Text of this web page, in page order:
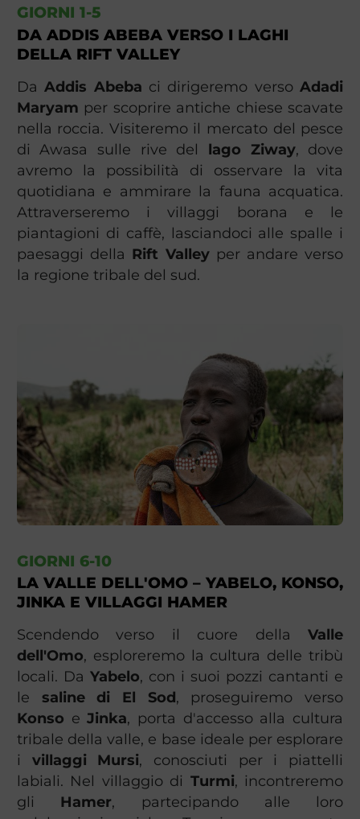
GIORNI 1-5
DA ADDIS ABEBA VERSO I LAGHI
DELLA RIFT VALLEY
DaAddis Abeba ci dirigeremo versoAdadi
Maryam per scoprire antiche chiese scavate
nella roccia. Visiteremo il mercato del pesce
di Awasa sulle rive del lago Ziway, dove
avremo la possibilità di osservare la vita
quotidiana e ammirare la fauna acquatica.
Attraverseremo i villaggi borana e le
piantagioni di caffè, lasciandoci alle spalle i
paesaggi della Rift Valleyper andare verso
la regione tribale del sud.
GIORNI 6-10
LA VALLE DELL'OMO – YABELO, KONSO,
JINKA E VILLAGGI HAMER
Scendendo verso il cuore dellaValle
dell'Omo, esploreremo la cultura delle tribù
locali. Da Yabelo, con i suoi pozzi cantanti e
le saline di El Sod, proseguiremo verso
Konso eJinka, porta d'accesso alla cultura
tribale della valle, e base ideale per esplorare
i villaggi Mursi, conosciuti per i piattelli
labiali. Nel villaggio di Turmi, incontreremo
gli Hamer, partecipando alle loro